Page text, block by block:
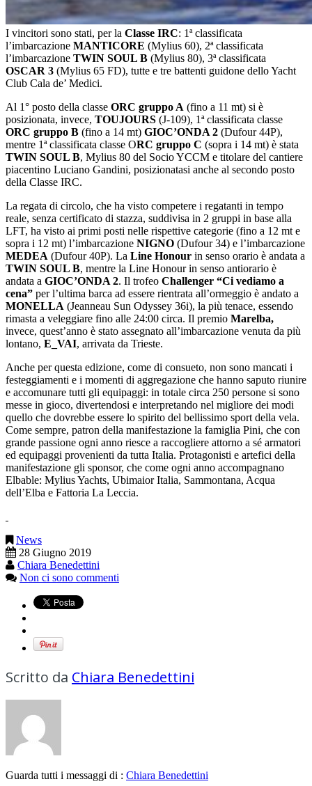
I vincitori sono stati, per la Classe IRC: 1ª classificata
l’imbarcazione MANTICORE (Mylius 60), 2ª classificata
l’imbarcazione TWIN SOUL B (Mylius 80), 3ª classificata
OSCAR 3 (Mylius 65 FD), tutte e tre battenti guidone dello Yacht
Club Cala de’ Medici.
Al 1° posto della classe ORC gruppo A (fino a 11 mt) si è
posizionata, invece, TOUJOURS (J-109), 1ª classificata classe
ORC gruppo B (fino a 14 mt) GIOC’ONDA 2 (Dufour 44P),
mentre 1ª classificata classe ORC gruppo C (sopra i 14 mt) è stata
TWIN SOUL B, Mylius 80 del Socio YCCM e titolare del cantiere
piacentino Luciano Gandini, posizionatasi anche al secondo posto
della Classe IRC.
La regata di circolo, che ha visto competere i regatanti in tempo
reale, senza certificato di stazza, suddivisa in 2 gruppi in base alla
LFT, ha visto ai primi posti nelle rispettive categorie (fino a 12 mt e
sopra i 12 mt) l’imbarcazione NIGNO (Dufour 34) e l’imbarcazione
MEDEA (Dufour 40P). La Line Honour in senso orario è andata a
TWIN SOUL B, mentre la Line Honour in senso antiorario è
andata a GIOC’ONDA 2. Il trofeo Challenger “Ci vediamo a
cena” per l’ultima barca ad essere rientrata all’ormeggio è andato a
MONELLA (Jeanneau Sun Odyssey 36i), la più tenace, essendo
rimasta a veleggiare fino alle 24:00 circa. Il premio Marelba,
invece, quest’anno è stato assegnato all’imbarcazione venuta da più
lontano, E_VAI, arrivata da Trieste.
Anche per questa edizione, come di consueto, non sono mancati i
festeggiamenti e i momenti di aggregazione che hanno saputo riunire
e accomunare tutti gli equipaggi: in totale circa 250 persone si sono
messe in gioco, divertendosi e interpretando nel migliore dei modi
quello che dovrebbe essere lo spirito del bellissimo sport della vela.
Come sempre, patron della manifestazione la famiglia Pini, che con
grande passione ogni anno riesce a raccogliere attorno a sé armatori
ed equipaggi provenienti da tutta Italia. Protagonisti e artefici della
manifestazione gli sponsor, che come ogni anno accompagnano
Elbable: Mylius Yachts, Ubimaior Italia, Sammontana, Acqua
dell’Elba e Fattoria La Leccia.
News
28 Giugno 2019
Chiara Benedettini
Non ci sono commenti
Scritto da Chiara Benedettini
Guarda tutti i messaggi di : Chiara Benedettini